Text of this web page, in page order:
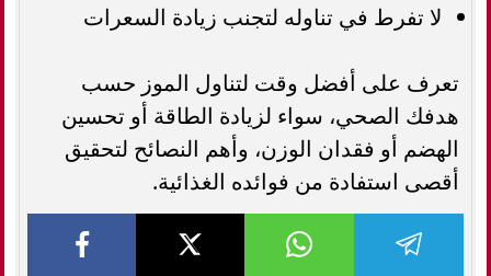
لا تفرط في تناوله لتجنب زيادة السعرات
تعرف على أفضل وقت لتناول الموز حسب
هدفك الصحي، سواء لزيادة الطاقة أو تحسين
الهضم أو فقدان الوزن، وأهم النصائح لتحقيق
أقصى استفادة من فوائده الغذائية.